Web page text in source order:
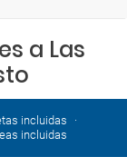
a Las
incluidas
incluidas